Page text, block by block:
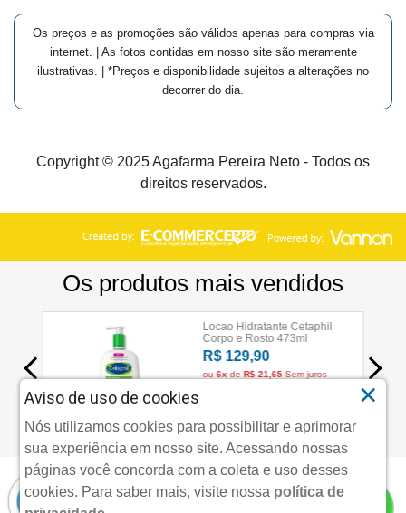
Os preços e as promoções são válidos apenas para compras via
internet. | As fotos contidas em nosso site são meramente
ilustrativas. | *Preços e disponibilidade sujeitos a alterações no
decorrer do dia.
Copyright © 2025 Agafarma Pereira Neto - Todos os
direitos reservados.
Aviso de uso de cookies
Nós utilizamos cookies para possibilitar e aprimorar
sua experiência em nosso site. Acessando nossas
páginas você concorda com a coleta e uso desses
cookies. Para saber mais, visite nossa política de
×